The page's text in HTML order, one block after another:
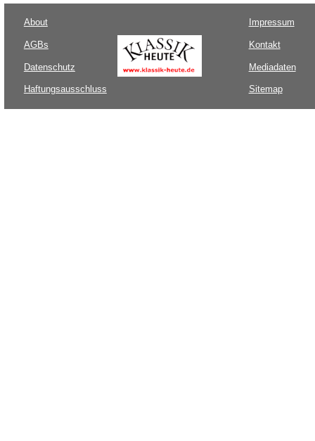
About
AGBs
Datenschutz
Haftungsausschluss
Impressum
Kontakt
Mediadaten
Sitemap